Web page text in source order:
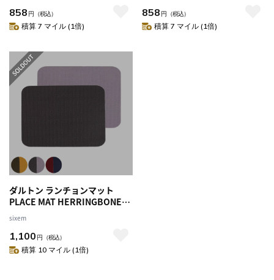
茶用品 ラウンド リバーシブル
かわいい インテリア テーブル
858 円 （税込）
積算 7 マイル (1倍)
茶用品 ラウンド リバーシブル
かわいい インテリア テーブル
858 円 （税込）
積算 7 マイル (1倍)
ダルトン ランチョンマット
PLACE MAT HERRINGBONE
SQ （ DULTON 48×35cm おし
ゃれ 角型 角 四角 洗える レクタ
ングル リバーシブル 両面 プレ
イスマット ランチマット テー
sixem
1,100 円 （税込）
積算 10 マイル (1倍)